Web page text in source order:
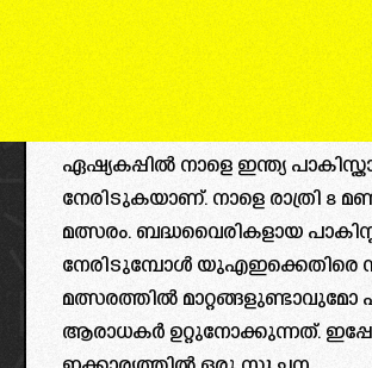
ഏഷ്യകപ്പിൽ നാളെ ഇന്ത്യ
നേരിടുകയാണ്. നാളെ രാത്രി 8
മത്സരം. ബദ്ധവൈരികളായ
നേരിടുമ്പോൾ യുഎഇക്കെതിരെ
മത്സരത്തിൽ
ആരാധകർ ഉറ്റുനോക്കുന്നത്.